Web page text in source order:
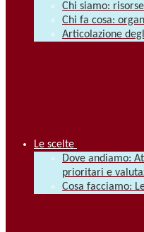
Chi siamo:
Chi fa cosa:
Articolazione
Le scelte
Dove andiamo:
prioritari e
Cosa facciamo: